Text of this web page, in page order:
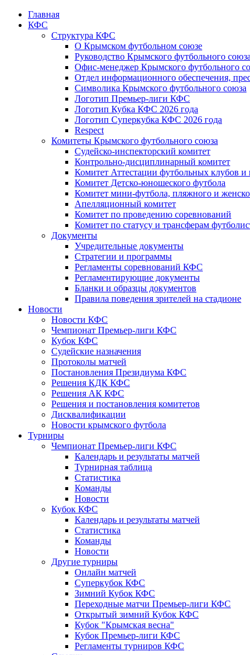
Главная
КФС
Структура КФС
О Крымском футбольном союзе
Руководство Крымского футбольного союза
Офис-менеджер Крымского футбольного
Отдел информационного обеспечения,
Символика Крымского футбольного союза
Логотип Премьер-лиги КФС
Логотип Кубка КФС 2026 года
Логотип Суперкубка КФС 2026 года
Respect
Комитеты Крымского футбольного союза
Судейско-инспекторский комитет
Контрольно-дисциплинарный комитет
Комитет Аттестации футбольных клубов и
Комитет Детско-юношеского футбола
Комитет мини-футбола, пляжного и
Апелляционный комитет
Комитет по проведению соревнований
Комитет по статусу и трансферам
Документы
Учредительные документы
Стратегии и программы
Регламенты соревнований КФС
Регламентирующие документы
Бланки и образцы документов
Правила поведения зрителей на стадионе
Новости
Новости КФС
Чемпионат Премьер-лиги КФС
Кубок КФС
Судейские назначения
Протоколы матчей
Постановления Президиума КФС
Решения КДК КФС
Решения АК КФС
Решения и постановления комитетов
Дисквалификации
Новости крымского футбола
Турниры
Чемпионат Премьер-лиги КФС
Календарь и результаты матчей
Турнирная таблица
Статистика
Команды
Новости
Кубок КФС
Календарь и результаты матчей
Статистика
Команды
Новости
Другие турниры
Онлайн матчей
Суперкубок КФС
Зимний Кубок КФС
Переходные матчи Премьер-лиги КФС
Открытый зимний Кубок КФС
Кубок "Крымская весна"
Кубок Премьер-лиги КФС
Регламенты турниров КФС